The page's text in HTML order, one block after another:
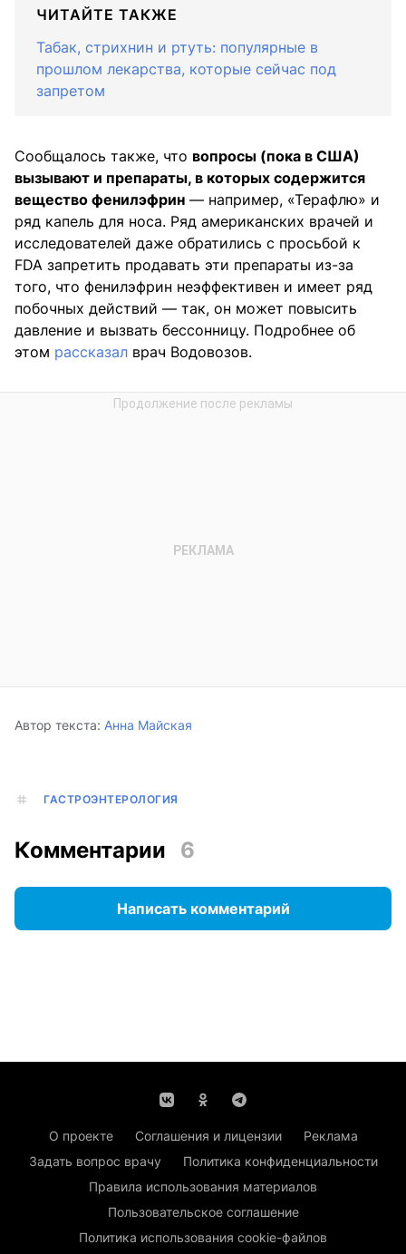
ЧИТАЙТЕ ТАКЖЕ
Табак, стрихнин и ртуть: популярные в
прошлом лекарства, которые сейчас под
запретом
Сообщалось также, что вопросы (пока в США)
вызывают и препараты, в которых содержится
вещество фенилэфрин — например, «Терафлю» и
ряд капель для носа. Ряд американских врачей и
исследователей даже обратились с просьбой к
FDA запретить продавать эти препараты из-за
того, что фенилэфрин неэффективен и имеет ряд
побочных действий — так, он может повысить
давление и вызвать бессонницу. Подробнее об
этом рассказал врач Водовозов.
Автор текста: Анна Майская
ГАСТРОЭНТЕРОЛОГИЯ
Комментарии 6
Написать комментарий
О проекте Соглашения и лицензии
Реклама
Задать вопрос врачу
Политика конфиденциальности
Правила использования материалов
Пользовательское соглашение
Политика использования cookie-файлов